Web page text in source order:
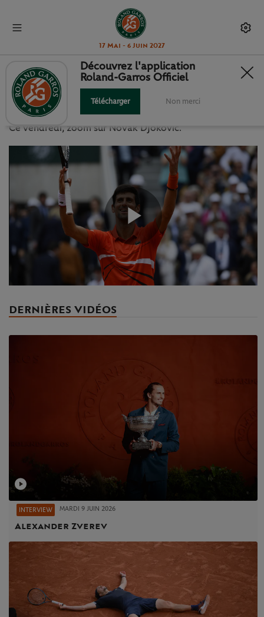
17 Mai - 6 Juin 2027
LE ZOOM DU JOUR PAR OPPO
VENDREDI 31 MAI 2019
Ce vendredi, zoom sur Novak Djokovic.
Play
DERNIÈRES VIDÉOS
INTERVIEW MARDI 9 JUIN 2026
Alexander Zverev
Découvrez l'application
Roland-Garros Officiel
Télécharger Non merci